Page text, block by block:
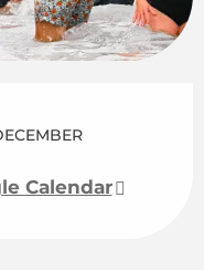
Calendar